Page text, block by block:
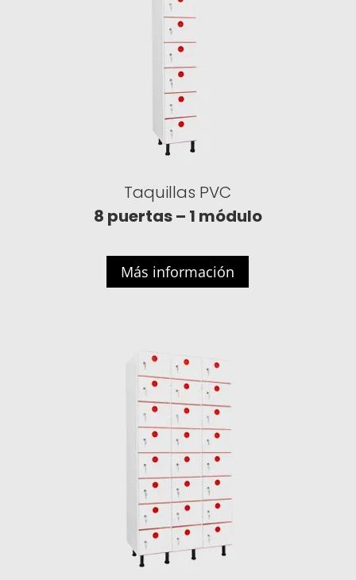
Taquillas PVC
8 puertas – 1 módulo
Más información